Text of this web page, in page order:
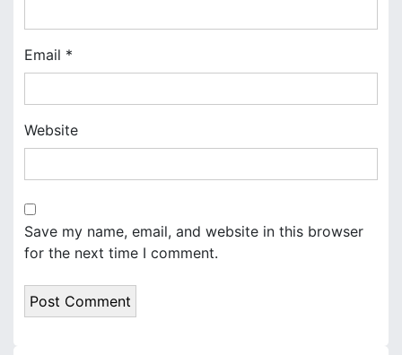
n
Email *
Website
Save my name, email, and website in this browser
for the next time I comment.